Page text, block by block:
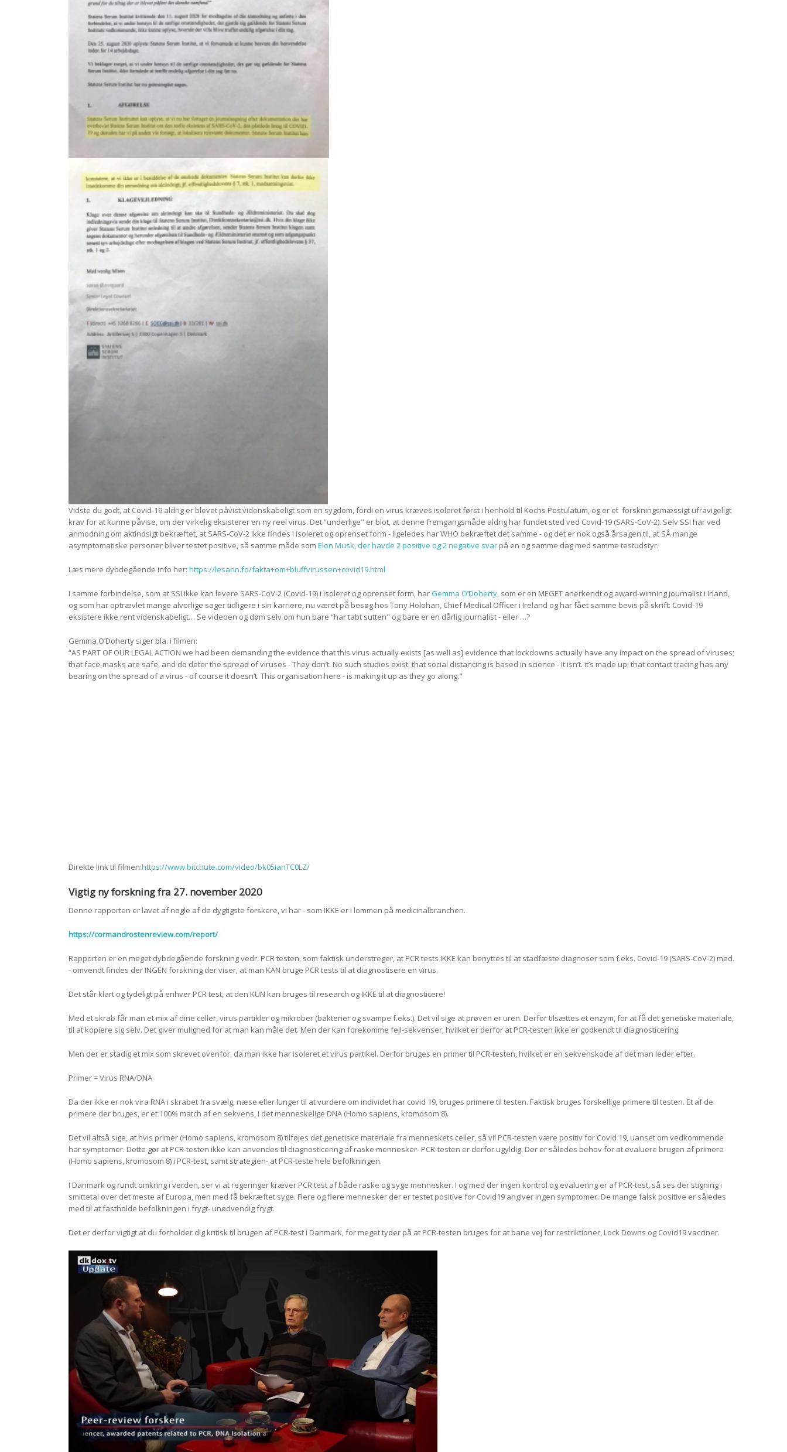
Vidste du godt, at Covid-19 aldrig er blevet påvist videnskabeligt som en sygdom, fordi en virus kræves isoleret først i henhold til Kochs Postulatum, og er et forskningsmæssigt ufravigeligt
krav for at kunne påvise, om der virkelig eksisterer en ny reel virus. Det “underlige" er blot, at denne fremgangsmåde aldrig har fundet sted ved Covid-19 (SARS-CoV-2). Selv SSI har ved
anmodning om aktindsigt bekræftet, at SARS-CoV-2 ikke findes i isoleret og oprenset form - ligeledes har WHO bekræftet det samme - og det er nok også årsagen til, at SÅ mange
asymptomatiske personer bliver testet positive, så samme måde som Elon Musk, der havde 2 positive og 2 negative svar på en og samme dag med samme testudstyr.
Læs mere dybdegående info her: https://lesarin.fo/fakta+om+bluffvirussen+covid19.html
I samme forbindelse, som at SSI ikke kan levere SARS-CoV-2 (Covid-19) i isoleret og oprenset form, harGemma O’Doherty, som er en MEGET anerkendt og award-winning journalist i Irland,
og som har optrævlet mange alvorlige sager tidligere i sin karriere, nu været på besøg hos Tony Holohan, Chief Medical Officer i Ireland og har fået samme bevis på skrift: Covid-19
eksistere ikke rent videnskabeligt… Se videoen og døm selv om hun bare “har tabt sutten" og bare er en dårlig journalist - eller …?
Gemma O’Doherty siger bla. i filmen:
“AS PART OF OUR LEGAL ACTION we had been demanding the evidence that this virus actually exists [as well as] evidence that lockdowns actually have any impact on the spread of viruses;
that face-masks are safe, and do deter the spread of viruses - They don’t. No such studies exist; that social distancing is based in science - It isn’t. it’s made up; that contact tracing has any
bearing on the spread of a virus - of course it doesn’t. This organisation here - is making it up as they go along."
Direkte link til filmen:https://www.bitchute.com/video/bk05ianTC0LZ/
Vigtig ny forskning fra 27. november 2020
Denne rapporten er lavet af nogle af de dygtigste forskere, vi har - som IKKE er i lommen på medicinalbranchen.
https://cormandrostenreview.com/report/
Rapporten er en meget dybdegående forskning vedr. PCR testen, som faktisk understreger, at PCR tests IKKE kan benyttes til at stadfæste diagnoser som f.eks. Covid-19 (SARS-CoV-2) med.
- omvendt findes der INGEN forskning der viser, at man KAN bruge PCR tests til at diagnostisere en virus.
Det står klart og tydeligt på enhver PCR test, at den KUN kan bruges til research og IKKE til at diagnosticere!
Med et skrab får man et mix af dine celler, virus partikler og mikrober (bakterier og svampe f.eks.). Det vil sige at prøven er uren. Derfor tilsættes et enzym, for at få det genetiske materiale,
til at kopiere sig selv. Det giver mulighed for at man kan måle det. Men der kan forekomme fejl-sekvenser, hvilket er derfor at PCR-testen ikke er godkendt til diagnosticering.
Men der er stadig et mix som skrevet ovenfor, da man ikke har isoleret et virus partikel. Derfor bruges en primer til PCR-testen, hvilket er en sekvenskode af det man leder efter.
Primer = Virus RNA/DNA
Da der ikke er nok vira RNA i skrabet fra svælg, næse eller lunger til at vurdere om individet har covid 19, bruges primere til testen. Faktisk bruges forskellige primere til testen. Et af de
primere der bruges, er et 100% match af en sekvens, i det menneskelige DNA (Homo sapiens, kromosom 8).
Det vil altså sige, at hvis primer (Homo sapiens, kromosom 8) tilføjes det genetiske materiale fra menneskets celler, så vil PCR-testen være positiv for Covid 19, uanset om vedkommende
har symptomer. Dette gør at PCR-testen ikke kan anvendes til diagnosticering af raske mennesker- PCR-testen er derfor ugyldig. Der er således behov for at evaluere brugen af primere
(Homo sapiens, kromosom 8) i PCR-test, samt strategien- at PCR-teste hele befolkningen.
I Danmark og rundt omkring i verden, ser vi at regeringer kræver PCR test af både raske og syge mennesker. I og med der ingen kontrol og evaluering er af PCR-test, så ses der stigning i
smittetal over det meste af Europa, men med få bekræftet syge. Flere og flere mennesker der er testet positive for Covid19 angiver ingen symptomer. De mange falsk positive er således
med til at fastholde befolkningen i frygt- unødvendig frygt.
Det er derfor vigtigt at du forholder dig kritisk til brugen af PCR-test i Danmark, for meget tyder på at PCR-testen bruges for at bane vej for restriktioner, Lock Downs og Covid19 vacciner.